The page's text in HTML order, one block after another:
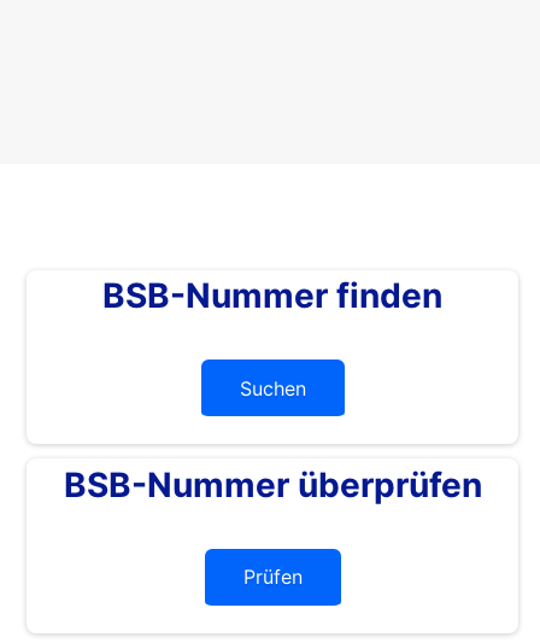
BSB-Nummer finden
Suchen
BSB-Nummer überprüfen
Prüfen